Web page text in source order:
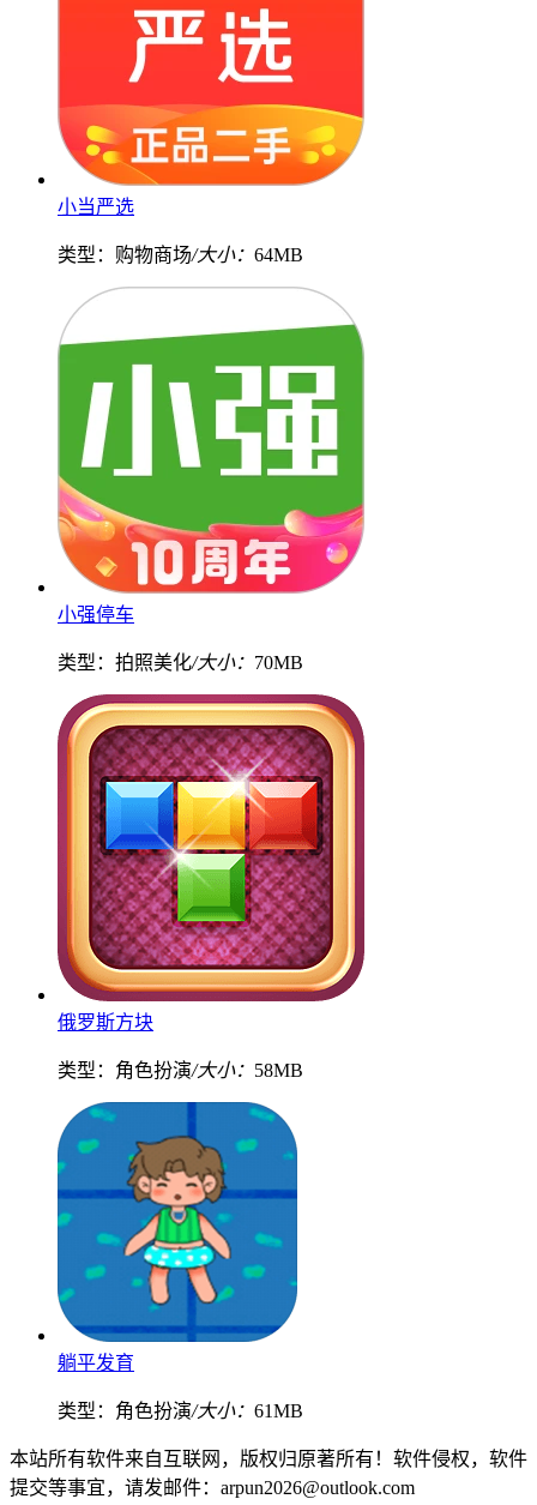
小当严选
类型：购物商场/大小： 64MB
小强停车
类型：拍照美化/大小： 70MB
俄罗斯方块
类型：角色扮演/大小： 58MB
躺平发育
类型：角色扮演/大小： 61MB
本站所有软件来自互联网，版权归原著所有！软件侵权，软件
提交等事宜，请发邮件：arpun2026@outlook.com